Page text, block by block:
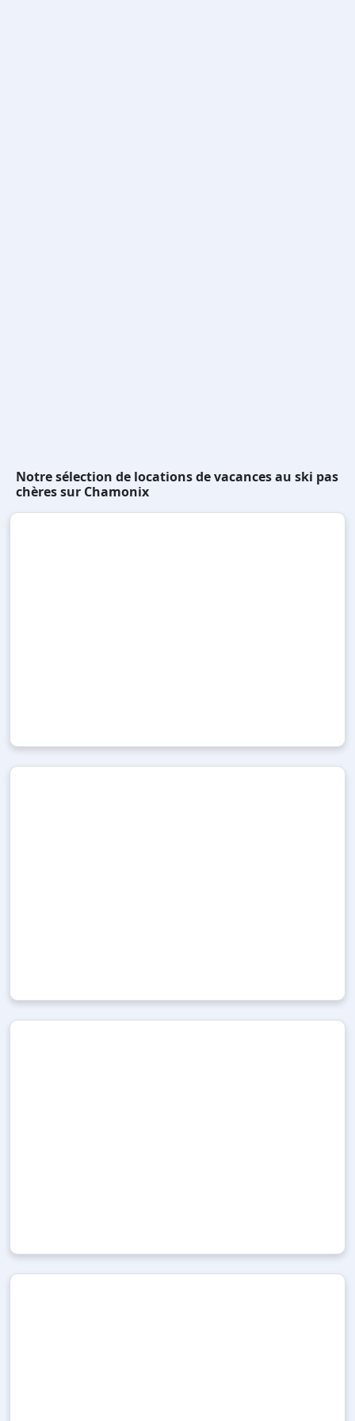
Notre sélection de locations de vacances au ski pas
chères sur Chamonix